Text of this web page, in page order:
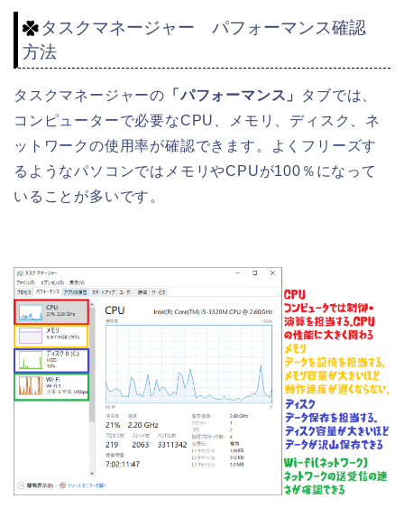
タスクマネージャー パフォーマンス確認
方法
タスクマネージャーの 「パフォーマンス」
タブでは、
コンピューターで必要なCPU、メモリ、ディスク、ネ
ットワークの使用率が確認できます。よくフリーズす
るようなパソコンではメモリやCPUが100％になって
いることが多いです。